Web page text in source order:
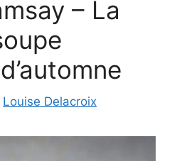
– La
Louise Delacroix